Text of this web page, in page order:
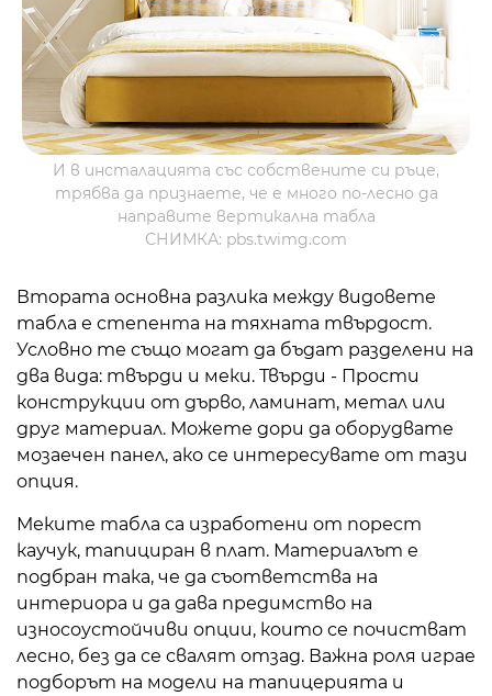
И в инсталацията със собствените си ръце,
трябва да признаете, че е много по-лесно да
направите вертикална табла
СНИМКА: pbs.twimg.com
Втората основна разлика между видовете
табла е степента на тяхната твърдост.
Условно те също могат да бъдат разделени на
два вида: твърди и меки. Твърди - Прости
конструкции от дърво, ламинат, метал или
друг материал. Можете дори да оборудвате
мозаечен панел, ако се интересувате от тази
опция.
Меките табла са изработени от порест
каучук, тапициран в плат. Материалът е
подбран така, че да съответства на
интериора и да дава предимство на
износоустойчиви опции, които се почистват
лесно, без да се свалят отзад. Важна роля играе
подборът на модели на тапицерията и